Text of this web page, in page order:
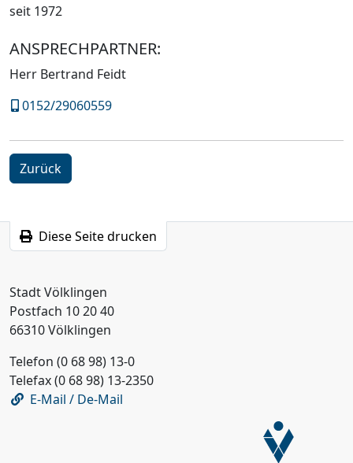
seit 1972
ANSPRECHPARTNER:
Herr Bertrand Feidt
0152/29060559
Zurück
Diese Seite drucken
Stadt Völklingen
Postfach 10 20 40
66310 Völklingen
Telefon (0 68 98) 13-0
Telefax (0 68 98) 13-2350
E-Mail / De-Mail